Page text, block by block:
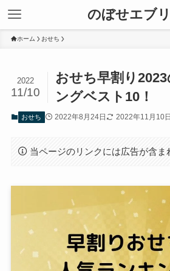
のぼせエブ
ホーム おせち
おせち早割り
ングベスト10！
2022
11/10
おせち 2022年8月24日 2022年11月10日
当ページのリンクには広告が含ま